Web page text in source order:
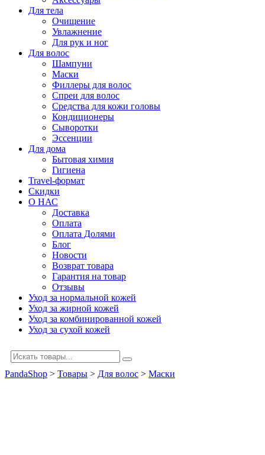
Для тела
Очищение
Увлажнение
Для рук и ног
Для волос
Шампуни
Маски
Филлеры для волос
Спреи для волос
Средства для кожи головы
Кондиционеры
Сыворотки
Эссенции
Для дома
Бытовая химия
Гигиена
Travel-формат
Скидки
О НАС
Доставка
Оплата
Оплата Долями
Блог
Новости
Возврат товара
Гарантия на товар
Отзывы
Уход за нормальной кожей
Уход за жирной кожей
Уход за комбинированной кожей
Уход за сухой кожей
PandaShop > Товары > Для волос > Маски